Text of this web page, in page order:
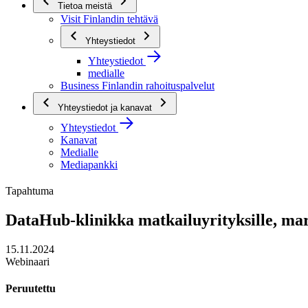
Tietoa meistä
Visit Finlandin tehtävä
Yhteystiedot
Yhteystiedot
medialle
Business Finlandin rahoituspalvelut
Yhteystiedot ja kanavat
Yhteystiedot
Kanavat
Medialle
Mediapankki
Tapahtuma
DataHub-klinikka matkailuyrityksille,
15.11.2024
Webinaari
Peruutettu